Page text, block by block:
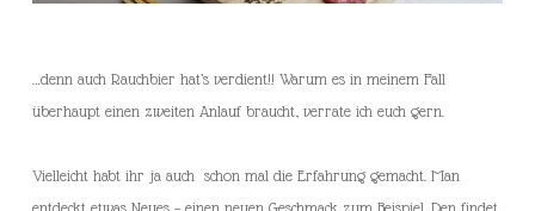
…denn auch Rauchbier hat’s verdient!! Warum es in meinem Fall
überhaupt einen zweiten Anlauf braucht, verrate ich euch gern.
Vielleicht habt ihr ja auch schon mal die Erfahrung gemacht. Man